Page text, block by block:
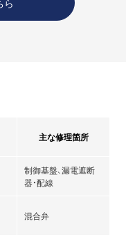
主な修理箇所
制御基盤、漏電遮断
器・配線
混合弁